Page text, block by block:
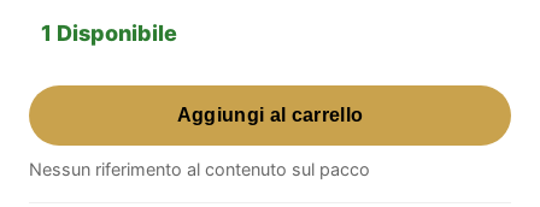
1 Disponibile
Miriam
Thong
White
L/Xl
Aggiungi al carrello
Nessun riferimento al contenuto sul pacco